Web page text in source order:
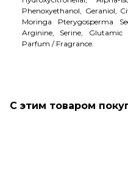
Phenoxyethanol, Geraniol,
Moringa Pterygosperma
Arginine, Serine, Glutamic
Parfum / Fragrance.
С этим товаром